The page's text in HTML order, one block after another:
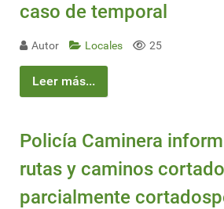
caso de temporal
Autor Locales 25
Leer más...
Policía Caminera
rutas y caminos
parcialmente